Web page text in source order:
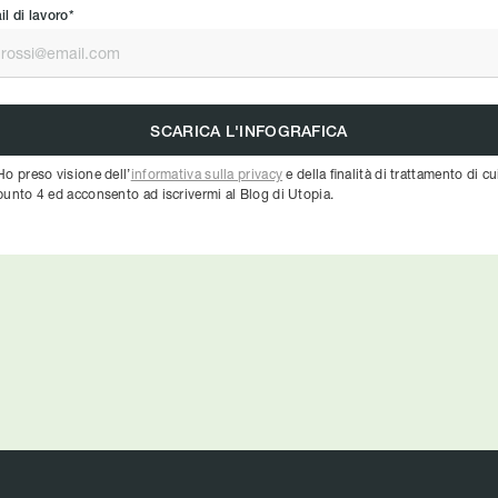
di lavoro*
preso visione dell’informativa sulla privacy e della finalità di trattamento di
4 ed acconsento ad iscrivermi al Blog di Utopia.